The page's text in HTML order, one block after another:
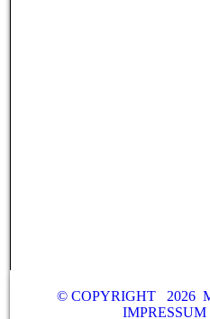
© COPYRIGHT 2026
IMPRESSUM